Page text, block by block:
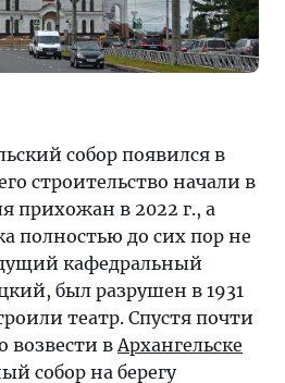
собор появился в
строительство начали в
прихожан в 2022 г., а
полностью до сих пор не
кафедральный
был разрушен в 1931
театр. Спустя почти
возвести в Архангельске
собор на берегу